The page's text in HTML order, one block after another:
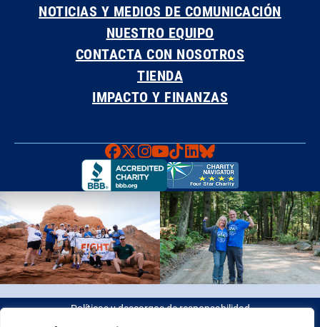
NOTICIAS Y MEDIOS DE COMUNICACIÓN
NUESTRO EQUIPO
CONTACTA CON NOSOTROS
TIENDA
IMPACTO Y FINANZAS
Faceboook
X Instagram
YouTube
TikTok
LinkedIn
Bluesky
Políticas y descargos de responsabilidad